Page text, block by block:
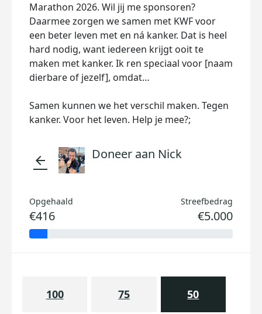
Marathon 2026. Wil jij me sponsoren?
Daarmee zorgen we samen met KWF voor
een beter leven met en ná kanker. Dat is heel
hard nodig, want iedereen krijgt ooit te
maken met kanker. Ik ren speciaal voor [naam
dierbare of jezelf], omdat…
Samen kunnen we het verschil maken. Tegen
kanker. Voor het leven. Help je mee?;
arrow_back Doneer aan Nick
Opgehaald
€416
Streefbedrag
€5.000
100 75 50